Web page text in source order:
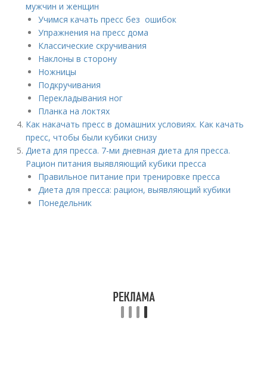
мужчин и женщин
Учимся качать пресс без ошибок
Упражнения на пресс дома
Классические скручивания
Наклоны в сторону
Ножницы
Подкручивания
Перекладывания ног
Планка на локтях
Как накачать пресс в домашних условиях. Как качать
пресс, чтобы были кубики снизу
Диета для пресса. 7-ми дневная диета для пресса.
Рацион питания выявляющий кубики пресса
Правильное питание при тренировке пресса
Диета для пресса: рацион, выявляющий кубики
Понедельник